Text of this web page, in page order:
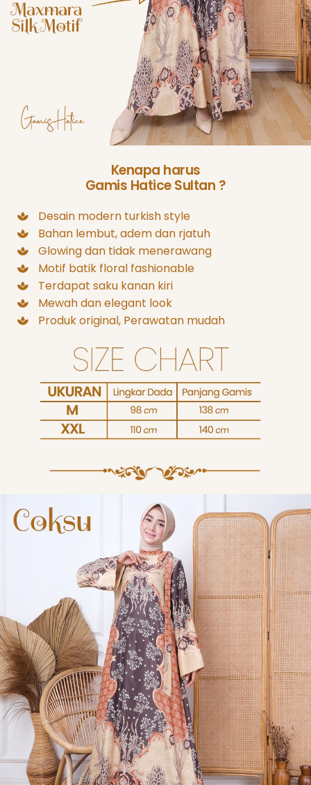
Kenapa harus
Gamis Hatice Sultan ?
Desain modern turkish style
Bahan lembut, adem dan rjatuh
Glowing dan tidak menerawang
Motif batik floral fashionable
Terdapat saku kanan kiri
Mewah dan elegant look
Produk original, Perawatan mudah